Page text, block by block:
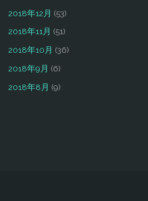
2018年12月 (53)
2018年11月 (51)
2018年10月 (36)
2018年9月 (6)
2018年8月 (9)